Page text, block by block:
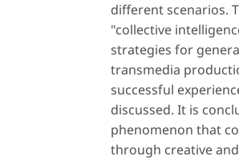
different scenarios.
"collective
strategies for
transmedia
successful
discussed. It is
phenomenon that
through creative